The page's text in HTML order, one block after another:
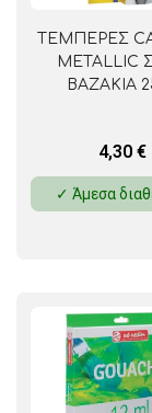
ΤΕΜΠΕΡΕΣ
METALLIC
ΒΑΖΑΚΙΑ
4,30 €
✓ Άμεσα